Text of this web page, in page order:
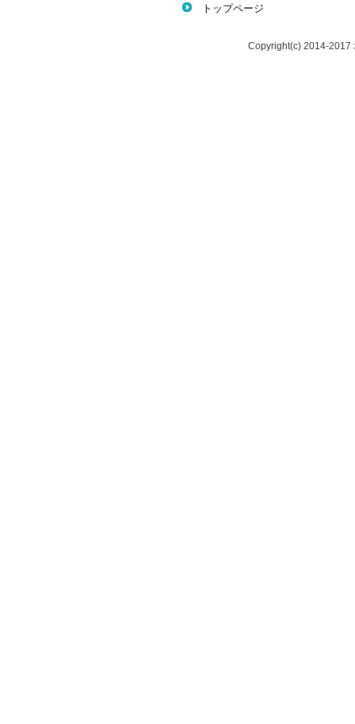
トップページ
Copyright(c) 2014-2017